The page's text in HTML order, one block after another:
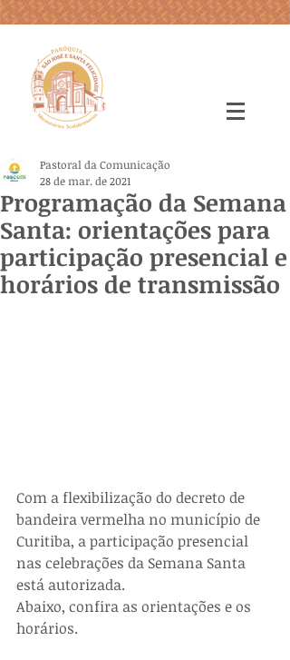
Programação da Semana
Santa: orientações para
participação presencial e
horários de transmissão
Pastoral da Comunicação
28 de mar. de 2021
Com a flexibilização do decreto de
bandeira vermelha no município de
Curitiba, a participação presencial
nas celebrações da Semana Santa
está autorizada.
Abaixo, confira as orientações e os
horários.